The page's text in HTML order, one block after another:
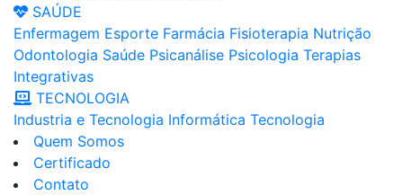
SAÚDE
Enfermagem Esporte Farmácia Fisioterapia Nutrição
Odontologia Saúde Psicanálise Psicologia Terapias
Integrativas
TECNOLOGIA
Industria e Tecnologia Informática Tecnologia
Quem Somos
Certificado
Contato